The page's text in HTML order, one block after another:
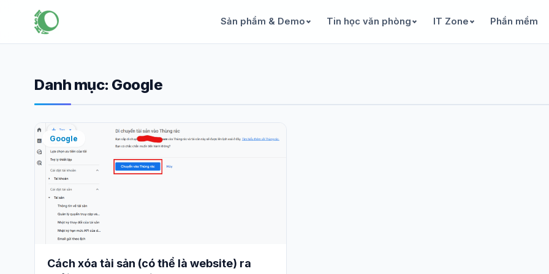
Sản phẩm & Demo Tin học văn phòng IT Zone Phần mềm
Danh mục: Google
Google
Cách xóa tài sản (có thể là website) ra